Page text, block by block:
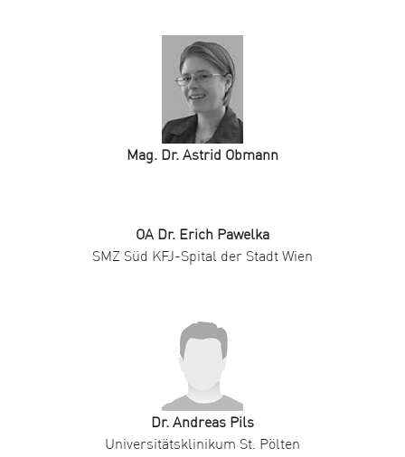
Mag. Dr. Astrid Obmann
OA Dr. Erich Pawelka
SMZ Süd KFJ-Spital der Stadt Wien
Dr. Andreas Pils
Universitätsklinikum St. Pölten